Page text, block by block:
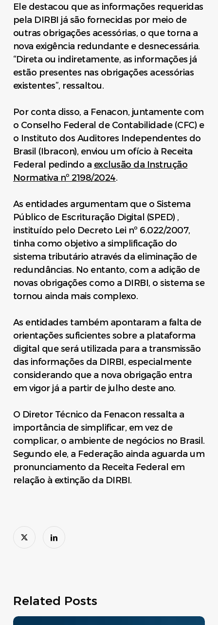
Ele destacou que as informações requeridas
pela DIRBI já são fornecidas por meio de
outras obrigações acessórias, o que torna a
nova exigência redundante e desnecessária.
“Direta ou indiretamente, as informações já
estão presentes nas obrigações acessórias
existentes”, ressaltou.
Por conta disso, a Fenacon, juntamente com
o Conselho Federal de Contabilidade (CFC) e
o Instituto dos Auditores Independentes do
Brasil (Ibracon), enviou um ofício à Receita
Federal pedindo a exclusão da Instrução
Normativa nº 2198/2024.
As entidades argumentam que o Sistema
Público de Escrituração Digital (SPED) ,
instituído pelo Decreto Lei nº 6.022/2007,
tinha como objetivo a simplificação do
sistema tributário através da eliminação de
redundâncias. No entanto, com a adição de
novas obrigações como a DIRBI, o sistema se
tornou ainda mais complexo.
As entidades também apontaram a falta de
orientações suficientes sobre a plataforma
digital que será utilizada para a transmissão
das informações da DIRBI, especialmente
considerando que a nova obrigação entra
em vigor já a partir de julho deste ano.
O Diretor Técnico da Fenacon ressalta a
importância de simplificar, em vez de
complicar, o ambiente de negócios no Brasil.
Segundo ele, a Federação ainda aguarda um
pronunciamento da Receita Federal em
relação à extinção da DIRBI.
Related Posts
Move